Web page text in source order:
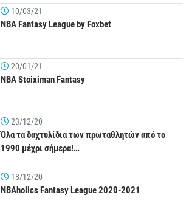
10/03/21
NBA Fantasy League by Foxbet
20/01/21
NBA Stoiximan Fantasy
23/12/20
Όλα τα δαχτυλίδια των πρωταθλητών από το
1990 μέχρι σήμερα!…
18/12/20
NBAholics Fantasy League 2020-2021